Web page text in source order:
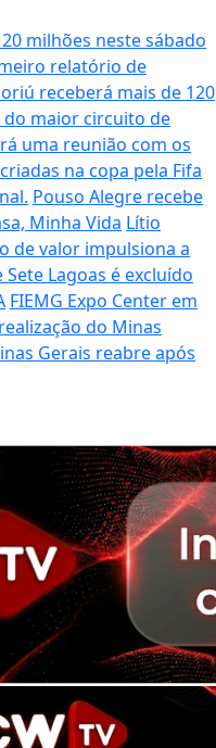
milhões neste sábado
relatório de
receberá mais de 120
maior circuito de
uma reunião com os
na copa pela Fifa
Pouso Alegre recebe
Minha Vida Lítio
de valor impulsiona a
Lagoas é excluído
FIEMG Expo Center em
do Minas
Gerais reabre após